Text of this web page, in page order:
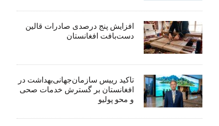
افزایش پنج درصدی صادرات قالین
دست‌بافت افغانستان
تاکید رییس سازمان‌جهانی‌بهداشت در
افغانستان بر گسترش خدمات صحی
و محو پولیو